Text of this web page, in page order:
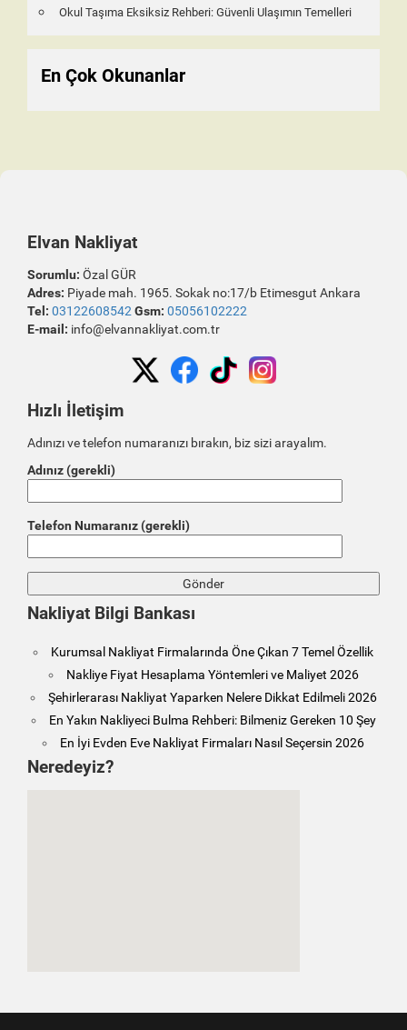
Okul Taşıma Eksiksiz Rehberi: Güvenli Ulaşımın Temelleri
En Çok Okunanlar
Elvan Nakliyat
Sorumlu: Özal GÜR
Adres: Piyade mah. 1965. Sokak no:17/b Etimesgut Ankara
Tel: 03122608542 Gsm: 05056102222
E-mail: info@elvannakliyat.com.tr
Hızlı İletişim
Adınızı ve telefon numaranızı bırakın, biz sizi arayalım.
Adınız (gerekli)
Telefon Numaranız (gerekli)
Nakliyat Bilgi Bankası
Kurumsal Nakliyat Firmalarında Öne Çıkan 7 Temel Özellik
Nakliye Fiyat Hesaplama Yöntemleri ve Maliyet 2026
Şehirlerarası Nakliyat Yaparken Nelere Dikkat Edilmeli 2026
En Yakın Nakliyeci Bulma Rehberi: Bilmeniz Gereken 10 Şey
En İyi Evden Eve Nakliyat Firmaları Nasıl Seçersin 2026
Neredeyiz?